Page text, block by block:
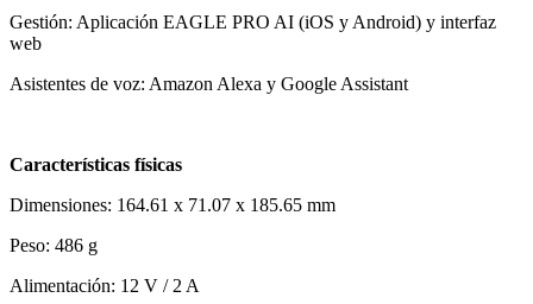
Gestión: Aplicación EAGLE PRO AI (iOS y Android) y interfaz
web
Asistentes de voz: Amazon Alexa y Google Assistant
Características físicas
Dimensiones: 164.61 x 71.07 x 185.65 mm
Peso: 486 g
Alimentación: 12 V / 2 A